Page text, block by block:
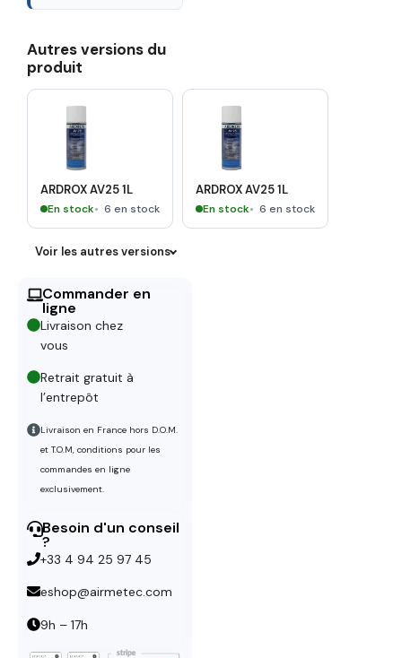
Autres versions du
produit
ARDROX AV25 1L
En stock 6 en stock
ARDROX AV25 1L
En stock 6 en stock
Voir les autres versions
Commander en
ligne
Livraison chez
vous
Retrait gratuit à
l’entrepôt
Livraison en France hors D.O.M.
et T.O.M, conditions pour les
commandes en ligne
exclusivement.
Besoin d'un conseil
?
+33 4 94 25 97 45
eshop@airmetec.com
9h – 17h